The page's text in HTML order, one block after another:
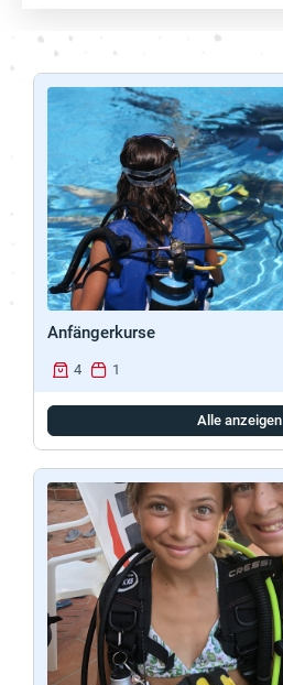
Anfängerkurse
4 1
Alle anzeigen